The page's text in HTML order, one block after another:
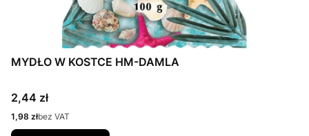
MYDŁO W KOSTCE HM-DAMLA
Cena
2,44 zł
Cena
1,98 złbez VAT